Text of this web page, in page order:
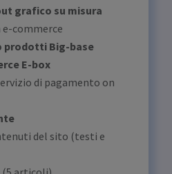
grafico su misura
commerce
prodotti Big-base
E-box
di pagamento on
del sito (testi e